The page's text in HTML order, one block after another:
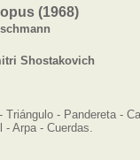
(1968)
Shostakovich
- Pandereta -
Arpa - Cuerdas.